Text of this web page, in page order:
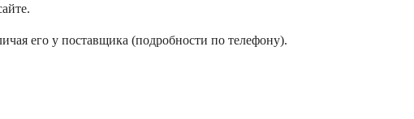
его у поставщика (подробности по телефону).